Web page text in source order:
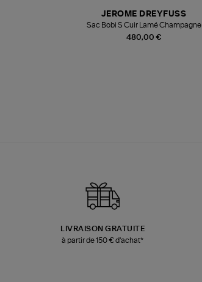
480,00 €
JEROME DREYFUSS
Sac Bobi S Cuir Lamé Champagne
LIVRAISON GRATUITE
à partir de 150 € d'achat*